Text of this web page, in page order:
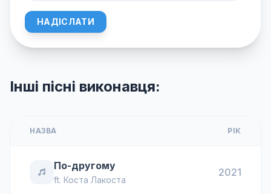
НАДІСЛАТИ
Інші пісні виконавця:
НАЗВА РІК
По-другому
ft. Коста Лакоста
2021